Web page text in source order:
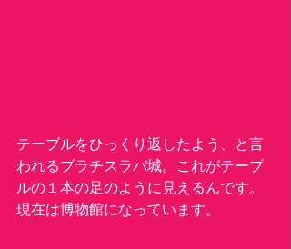
テーブルをひっくり返したよう、と言
われるブラチスラバ城。これがテーブ
ルの１本の足のように見えるんです。
現在は博物館になっています。